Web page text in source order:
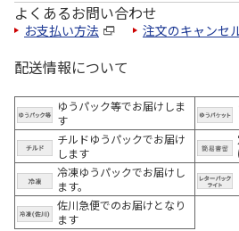
よくあるお問い合わせ
お支払い方法 注文のキャンセ
配送情報について
ゆうパック等でお届けしま
す
チルドゆうパックでお届け
します
冷凍ゆうパックでお届けし
ます。
佐川急便でのお届けとなり
ます